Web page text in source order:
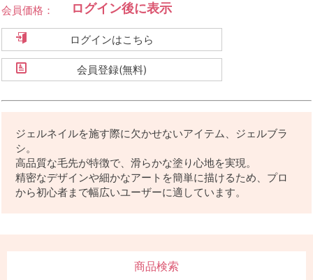
会員価格： ログイン後に表示
ログインはこちら
会員登録(無料)
ジェルネイルを施す際に欠かせないアイテム、ジェルブラ
シ。
高品質な毛先が特徴で、滑らかな塗り心地を実現。
精密なデザインや細かなアートを簡単に描けるため、プロ
から初心者まで幅広いユーザーに適しています。
商品検索